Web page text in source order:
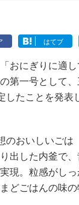
はてブ
おにぎりに適し
第一号として、
したことを発表
のおいしいごは
出した内釜で、
現。粒感がしっ
どごはんの味の